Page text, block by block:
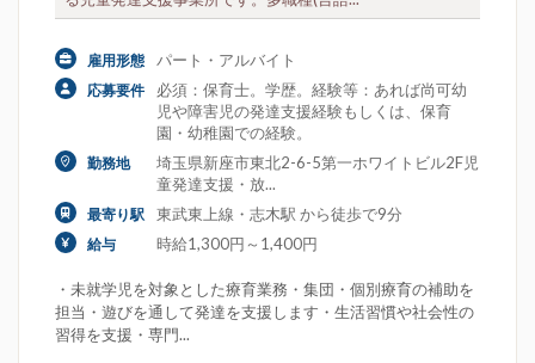
雇用形態 パート・アルバイト
応募要件
必須：保育士。学歴。経験等：あれば尚可幼
児や障害児の発達支援経験もしくは、保育
園・幼稚園での経験。
勤務地
埼玉県新座市東北2-6-5第一ホワイトビル2F児
童発達支援・放...
最寄り駅 東武東上線・志木駅 から徒歩で9分
給与 時給1,300円～1,400円
・未就学児を対象とした療育業務・集団・個別療育の補助を
担当・遊びを通して発達を支援します・生活習慣や社会性の
習得を支援・専門...